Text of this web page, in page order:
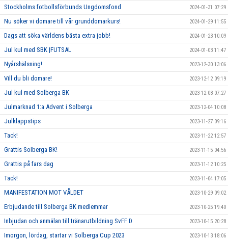
Stockholms fotbollsförbunds Ungdomsfond 2024-01-31 07:29
Nu söker vi domare till vår grunddomarkurs! 2024-01-29 11:55
Dags att söka världens bästa extra jobb! 2024-01-23 10:09
Jul kul med SBK |FUTSAL 2024-01-03 11:47
Nyårshälsning! 2023-12-30 13:06
Vill du bli domare! 2023-12-12 09:19
Jul kul med Solberga BK 2023-12-08 07:27
Julmarknad 1:a Advent i Solberga 2023-12-04 10:08
Julklappstips 2023-11-27 09:16
Tack! 2023-11-22 12:57
Grattis Solberga BK! 2023-11-15 04:56
Grattis på fars dag 2023-11-12 10:25
Tack! 2023-11-04 17:05
MANIFESTATION MOT VÅLDET 2023-10-29 09:02
Erbjudande till Solberga BK medlemmar 2023-10-25 19:40
Inbjudan och anmälan till tränarutbildning SvFF D 2023-10-15 20:28
Imorgon, lördag, startar vi Solberga Cup 2023 2023-10-13 18:06